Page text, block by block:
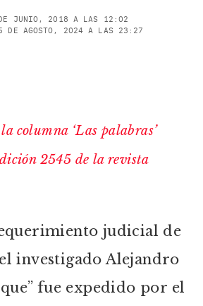
DE JUNIO, 2018 A LAS 12:02
DE AGOSTO, 2024 A LAS 23:27
columna ‘Las palabras’
2545 de la revista
judicial de
investigado Alejandro
fue expedido por el